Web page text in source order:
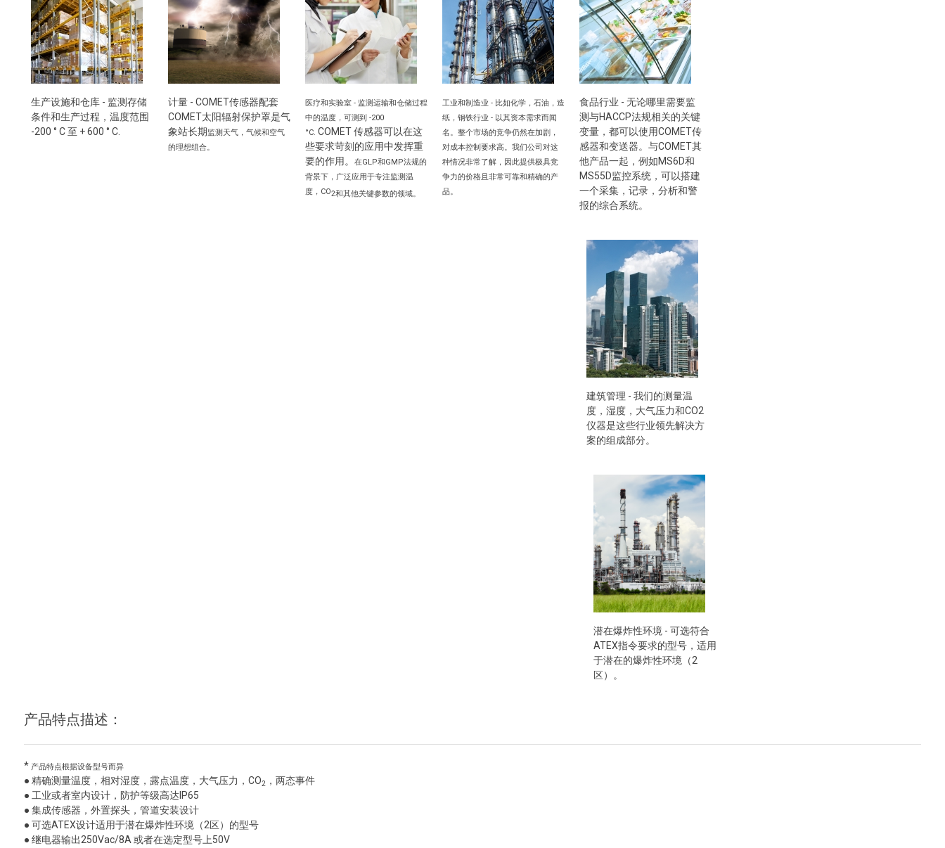
生产设施和仓库 - 监测存储
条件和生产过程，温度范围
-200 ° C 至 + 600 ° C.
计量 - COMET传感器配套
COMET太阳辐射保护罩是气
象站长期监测 天气，气候和空气
的理想组合。
医疗和实验室 - 监测运输和仓储过程
中的温度，可测到 -200
°C. COMET 传感器可以在这
些要求苛刻的应用中发挥重
要的作用。
在GLP和GMP法规的
背景下， 广泛应用于专注监测温
度， CO2和其他关键参数的领域。
工业和制造业 - 比如化学，石油，造
纸，钢铁行业 - 以其资本需求而闻
名。整个市场的竞争仍然在加剧，
对成本控制要求高。我们公司对这
种情况非常了解，因此提供极具竞
争力的价格且非常可靠和精确的产
品。
食品行业 - 无论哪里需要监
测与HACCP法规相关的关键
变量，都可以使用COMET传
感器和变送器。与COMET其
他产品一起，例如MS6D和
MS55D监控系统，可以搭建
一个采集，记录，分析和警
报的综合系统。
建筑管理 - 我们的测量温
度，湿度，大气压力和CO2
仪器是这些行业领先解决方
案的组成部分。
潜在爆炸性环境 - 可选符合
ATEX指令要求的型号，适用
于潜在的爆炸性环境（2
区）。
产品特点描述：
* 产品特点根据设备型号而异
● 精确测量温度，相对湿度，露点温度，大气压力，CO2 ，两态事件
● 工业或者室内设计，防护等级高达IP65
● 集成传感器，外置探头，管道安装设计
● 可选ATEX设计适用于潜在爆炸性环境（2区）的型号
● 继电器输出250Vac/8A 或者在选定型号上50V